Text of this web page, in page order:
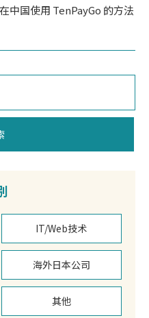
在中国使用 TenPayGo 的方法
IT/Web技术
海外日本公司
其他